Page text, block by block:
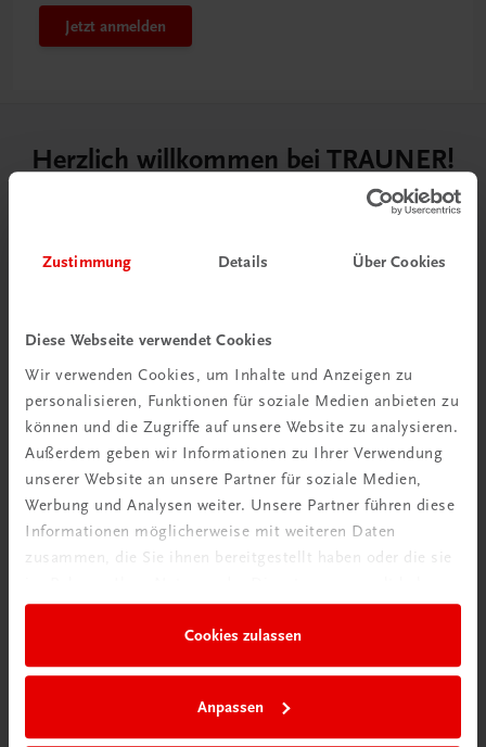
Zustimmung Details Über Cookies
Diese Webseite verwendet Cookies
Wir verwenden Cookies, um Inhalte und Anzeigen zu
personalisieren, Funktionen für soziale Medien anbieten zu
können und die Zugriffe auf unsere Website zu analysieren.
Außerdem geben wir Informationen zu Ihrer Verwendung
unserer Website an unsere Partner für soziale Medien,
Werbung und Analysen weiter. Unsere Partner führen diese
Informationen möglicherweise mit weiteren Daten
zusammen, die Sie ihnen bereitgestellt haben oder die sie
Cookies zulassen
Anpassen
Jetzt anmelden
Herzlich willkommen bei TRAUNER!
Wir sind ein österreichisches Familienunternehmen mit
Begeisterung für unsere Produkte.
mehr erfahren
TRAUNER Verlag + Buchservice GmbH
Köglstraße 14 | 4020 Linz
Tel.:+43 732 778241
buchservice@trauner.at
WhatsApp:+43 664 88 58 69 41